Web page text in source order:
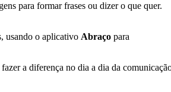
para formar frases ou dizer o que quer.
usando o aplicativo Abraço para
a diferença no dia a dia da